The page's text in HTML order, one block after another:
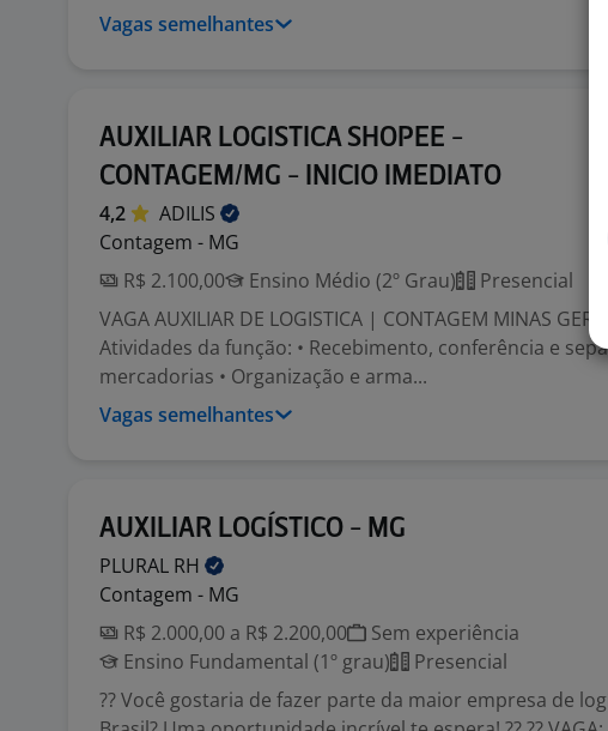
Vagas semelhantes
AUXILIAR LOGISTICA SHOPEE -
CONTAGEM/MG - INICIO IMEDIATO
4,2
ADILIS
Contagem - MG
R$ 2.100,00
Ensino Médio (2º Grau)
Presencial
VAGA AUXILIAR DE LOGISTICA | CONTAGEM MINAS
Atividades da função: • Recebimento, conferência e
mercadorias • Organização e arma...
Vagas semelhantes
AUXILIAR LOGÍSTICO - MG
PLURAL RH
Contagem - MG
R$ 2.000,00 a R$ 2.200,00
Sem experiência
Ensino Fundamental (1º grau)
Presencial
?? Você gostaria de fazer parte da maior empresa de